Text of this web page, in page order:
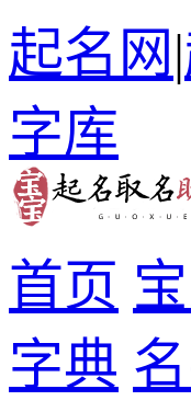
起名网|
字库
首页
字典